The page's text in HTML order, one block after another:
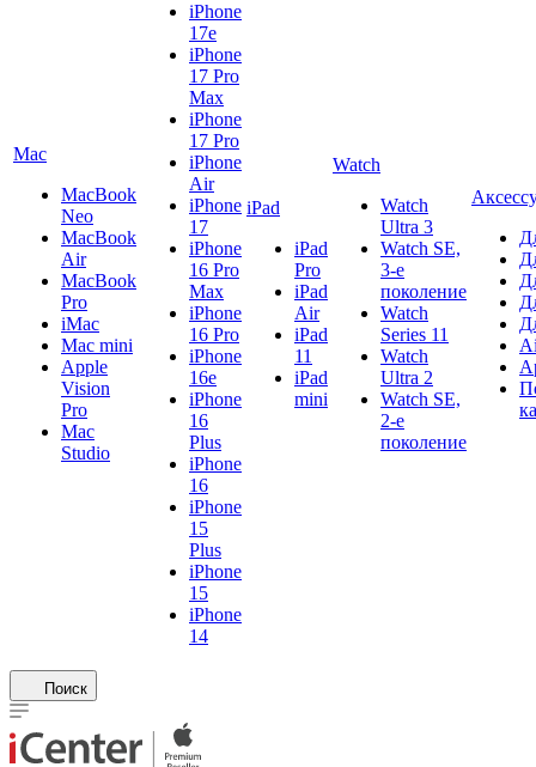
Mac
MacBook
Neo
MacBook
Air
MacBook
Pro
iMac
Mac mini
Apple
Vision
Pro
Mac
Studio
iPhone
17e
iPhone
17 Pro
Max
iPhone
17 Pro
iPhone
Air
iPhone
17
iPhone
16 Pro
Max
iPhone
16 Pro
iPhone
16e
iPhone
16
Plus
iPhone
16
iPhone
15
Plus
iPhone
15
iPhone
14
iPad
iPad
Pro
iPad
Air
iPad
11
iPad
mini
Watch
Watch
Ultra 3
Watch SE,
3-е
поколение
Watch
Series 11
Watch
Ultra 2
Watch SE,
2-е
поколение
Поиск